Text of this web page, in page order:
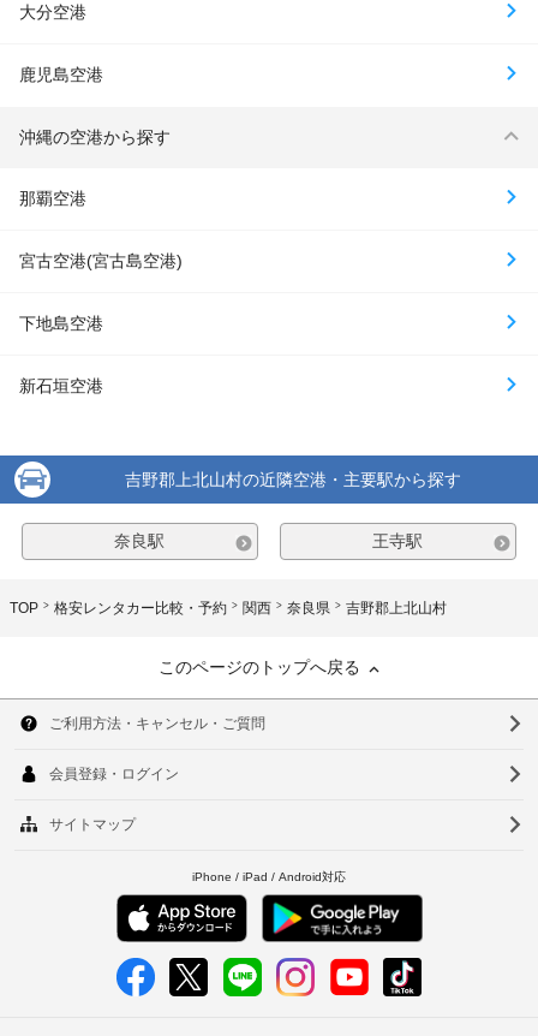
大分空港
鹿児島空港
沖縄の空港から探す
那覇空港
宮古空港(宮古島空港)
下地島空港
新石垣空港
吉野郡上北山村の近隣空港・主要駅から探す
奈良駅 王寺駅
TOP 格安レンタカー比較・予約 関西 奈良県 吉野郡上北山村
このページのトップへ戻る